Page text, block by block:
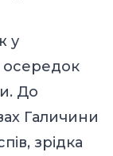
у
До
Галичини
зрідка